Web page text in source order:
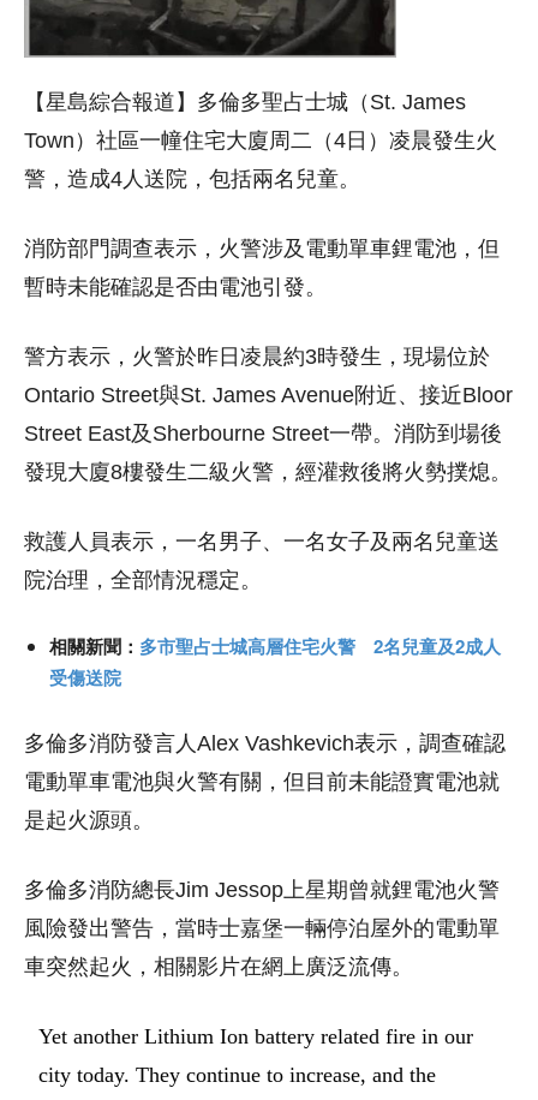
【星島綜合報道】多倫多聖占士城 （St. James
Town）社區一幢住宅大廈周二（4日）凌晨發生火
警，造成4人送院，包括兩名兒童。
消防部門調查表示，火警涉及電動單車鋰電池，但
暫時未能確認是否由電池引發。
警方表示，火警於昨日凌晨約3時發生，現場位於
Ontario Street與St. James Avenue附近、接近Bloor
Street East及Sherbourne Street一帶。消防到場後
發現大廈8樓發生二級火警，經灌救後將火勢撲熄。
救護人員表示，一名男子、一名女子及兩名兒童送
院治理，全部情況穩定。
相關新聞： 多市聖占士城高層住宅火警 2名兒童及2成人
受傷送院
多倫多消防發言人Alex Vashkevich表示，調查確認
電動單車電池與火警有關，但目前未能證實電池就
是起火源頭。
多倫多消防總長Jim Jessop上星期曾就鋰電池火警
風險發出警告，當時士嘉堡一輛停泊屋外的電動單
車突然起火，相關影片在網上廣泛流傳。
Yet another Lithium Ion battery related fire in our
city today. They continue to increase, and the